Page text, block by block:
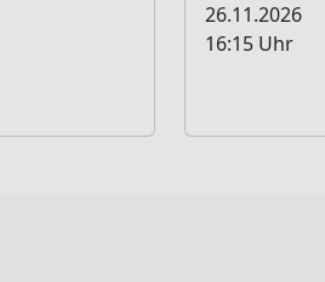
26.11.2026
16:15 Uhr